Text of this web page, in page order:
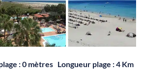
: 0 mètres Longueur plage : 4 Km